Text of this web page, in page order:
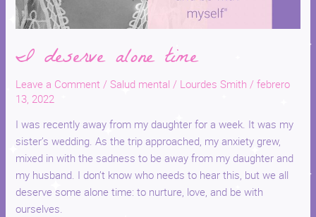
I deserve alone time
Leave a Comment /Salud mental / Lourdes Smith /febrero
13, 2022
I was recently away from my daughter for a week. It was my
sister’s wedding. As the trip approached, my anxiety grew,
mixed in with the sadness to be away from my daughter and
my husband. I don’t know who needs to hear this, but we all
deserve some alone time: to nurture, love, and be with
ourselves.